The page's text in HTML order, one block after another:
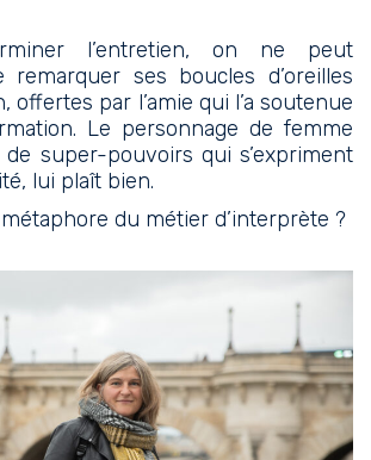
l’entretien, on ne peut
remarquer ses boucles d’oreilles
offertes par l’amie qui l’a soutenue
Le personnage de femme
de super-pouvoirs qui s’expriment
lui plaît bien.
du métier d’interprète ?